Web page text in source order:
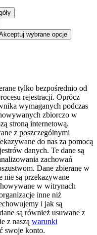
wybrane opcje
tylko bezpośrednio od
rejestracji. Oprócz
wymaganych podczas
zbiorczo w
stroną internetową.
z poszczególnymi
do nas za pomocą
danych. Te dane są
zachowań
Dane zbierane w
są przekazywane
w witrynach
inne niż
i jak są
są również usuwane z
z naszą warunki
swoje konto.